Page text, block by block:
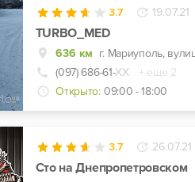
3.7 19.07.21
TURBO_MED
636 км г. Мариуполь,
(097) 686-61-ХХ
+ еще 2
Открыто: 09:00 - 18:00
3.7 26.07.21
Сто на Днепропетровском